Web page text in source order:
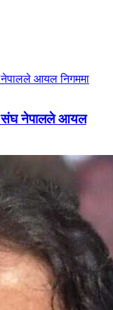
संघ नेपालले आयल